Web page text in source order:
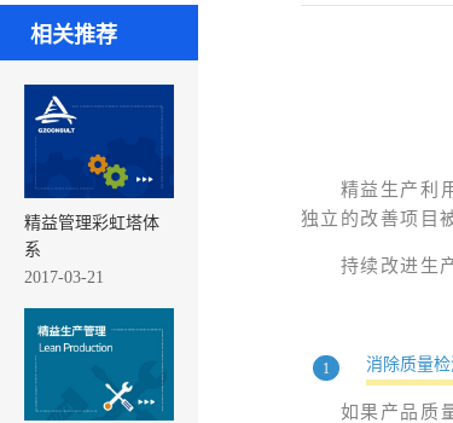
相关推荐
精益管理彩虹塔体
系
2017-03-21
精益生产利
独立的改善项目
持续改进生
1 消除质量
如果产品质